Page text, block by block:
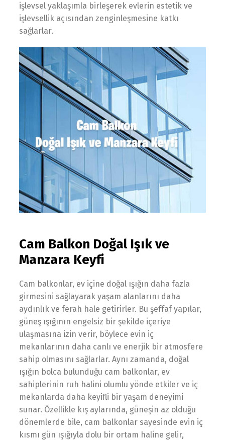
işlevsel yaklaşımla birleşerek evlerin estetik ve
işlevsellik açısından zenginleşmesine katkı
sağlarlar.
Cam Balkon Doğal Işık ve
Manzara Keyfi
Cam balkonlar, ev içine doğal ışığın daha fazla
girmesini sağlayarak yaşam alanlarını daha
aydınlık ve ferah hale getirirler. Bu şeffaf yapılar,
güneş ışığının engelsiz bir şekilde içeriye
ulaşmasına izin verir, böylece evin iç
mekanlarının daha canlı ve enerjik bir atmosfere
sahip olmasını sağlarlar. Aynı zamanda, doğal
ışığın bolca bulunduğu cam balkonlar, ev
sahiplerinin ruh halini olumlu yönde etkiler ve iç
mekanlarda daha keyifli bir yaşam deneyimi
sunar. Özellikle kış aylarında, güneşin az olduğu
dönemlerde bile, cam balkonlar sayesinde evin iç
kısmı gün ışığıyla dolu bir ortam haline gelir,